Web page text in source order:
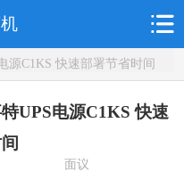
源C1KS 快速部署节省时间
UPS电源C1KS 快速
面议